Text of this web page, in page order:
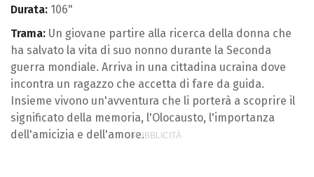
Durata: 106"
Trama: Un giovane partire alla ricerca della donna che
ha salvato la vita di suo nonno durante la Seconda
guerra mondiale. Arriva in una cittadina ucraina dove
incontra un ragazzo che accetta di fare da guida.
Insieme vivono un'avventura che li porterà a scoprire il
significato della memoria, l'Olocausto, l'importanza
dell'amicizia e dell'amore.